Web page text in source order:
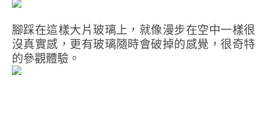
腳踩在這樣大片玻璃上，就像漫步在空中一樣很
沒真實感，更有玻璃隨時會破掉的感覺，很奇特
的參觀體驗。